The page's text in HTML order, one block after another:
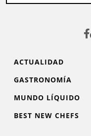
ACTUALIDAD
GASTRONOMÍA
MUNDO LÍQUIDO
BEST NEW CHEFS